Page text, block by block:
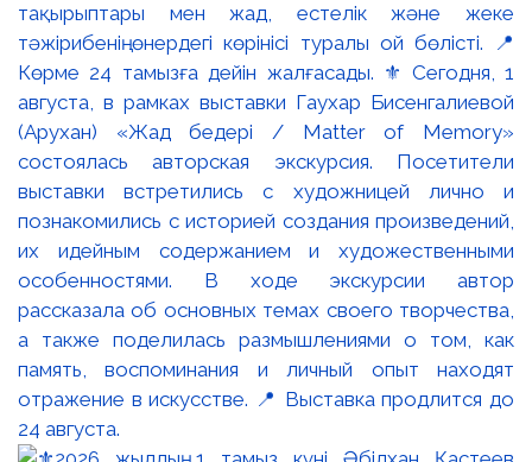
тақырыптары мен жад, естелік және жеке
тәжірибенің өнердегі көрінісі туралы ой бөлісті. 📍
Көрме 24 тамызға дейін жалғасады. ⚜️ Сегодня, 1
августа, в рамках выставки Гаухар Бисенгалиевой
(Арухан) «Жад бедері / Matter of Memory»
состоялась авторская экскурсия. Посетители
выставки встретились с художницей лично и
познакомились с историей создания произведений,
их идейным содержанием и художественными
особенностями. В ходе экскурсии автор
рассказала об основных темах своего творчества,
а также поделилась размышлениями о том, как
память, воспоминания и личный опыт находят
отражение в искусстве. 📍 Выставка продлится до
24 августа.